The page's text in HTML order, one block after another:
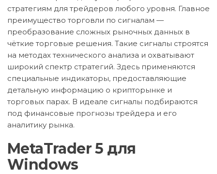
стратегиям для трейдеров любого уровня. Главное
преимущество торговли по сигналам —
преобразование сложных рыночных данных в
чёткие торговые решения. Такие сигналы строятся
на методах технического анализа и охватывают
широкий спектр стратегий. Здесь применяются
специальные индикаторы, предоставляющие
детальную информацию о крипторынке и
торговых парах. В идеале сигналы подбираются
под финансовые прогнозы трейдера и его
аналитику рынка.
MetaTrader 5 для
Windows